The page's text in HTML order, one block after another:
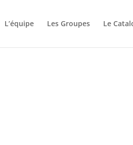
L’équipe Les Groupes Le